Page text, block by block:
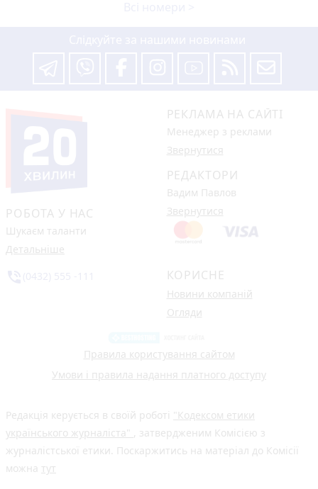
РОБОТА У НАС
Шукаєм таланти
Детальніше
РЕКЛАМА НА САЙТІ
Менеджер з реклами
Звернутися
РЕДАКТОРИ
Вадим Павлов
Звернутися
КОРИСНЕ
Новини компаній
Огляди
Правила користування сайтом
Умови і правила надання платного доступу
Редакція керується в своїй роботі "Кодексом етики
українського журналіста"
, затвердженим Комісією з
журналістської етики. Поскаржитись на матеріал до Комісії
можна тут